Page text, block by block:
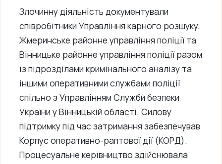
Злочинну діяльність документували
співробітники Управління карного розшуку,
Жмеринське районне управління поліції та
Вінницьке районне управління поліції разом
із підрозділами кримінального аналізу та
іншими оперативними службами поліції
спільно з Управлінням Служби безпеки
України у Вінницькій області. Силову
підтримку під час затримання забезпечував
Корпус оперативно-раптової дії (КОРД).
Процесуальне керівництво здійснювала